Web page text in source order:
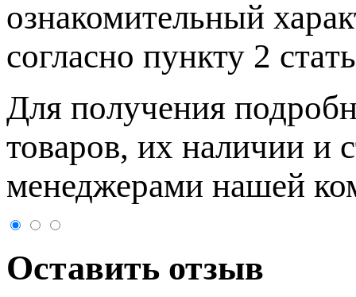
ознакомительный
согласно пункту 2
Для пoлучения
товaров, их нaличии и
менеджерами нашей
Оставить отзыв